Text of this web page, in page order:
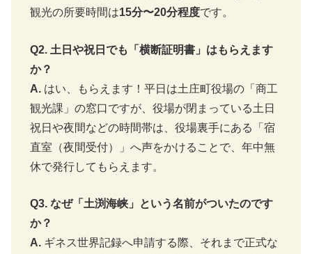
観光の所要時間は15分〜20分程度です。
Q2. 土日や祝日でも「横断証明書」はもらえます
か？
A. はい、もらえます！平日は土庄町役場の「商工
観光課」の窓口ですが、役場が閉まっている土日
祝日や夜間などの時間帯は、役場裏手にある「宿
直室（夜間受付）」へ声をかけることで、年中無
休で発行してもらえます。
Q3. なぜ「土渕海峡」という名前がついたのです
か？
A. ギネス世界記録へ申請する際、それまで正式な